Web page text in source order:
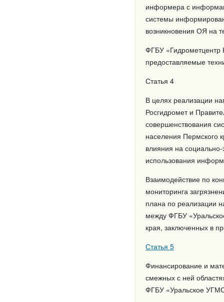
информера с
системы
возникновения ОЯ на
ФГБУ «Гидрометцентр
предоставляемые
Статья 4
В целях реализации
Росгидромет и
совершенствования
населения Пермского
влияния на
использования
Взаимодействие по
мониторинга
плана по реализации
между ФГБУ
края, заключенных в
Статья 5
Финансирование и
смежных с ней
ФГБУ «Уральское